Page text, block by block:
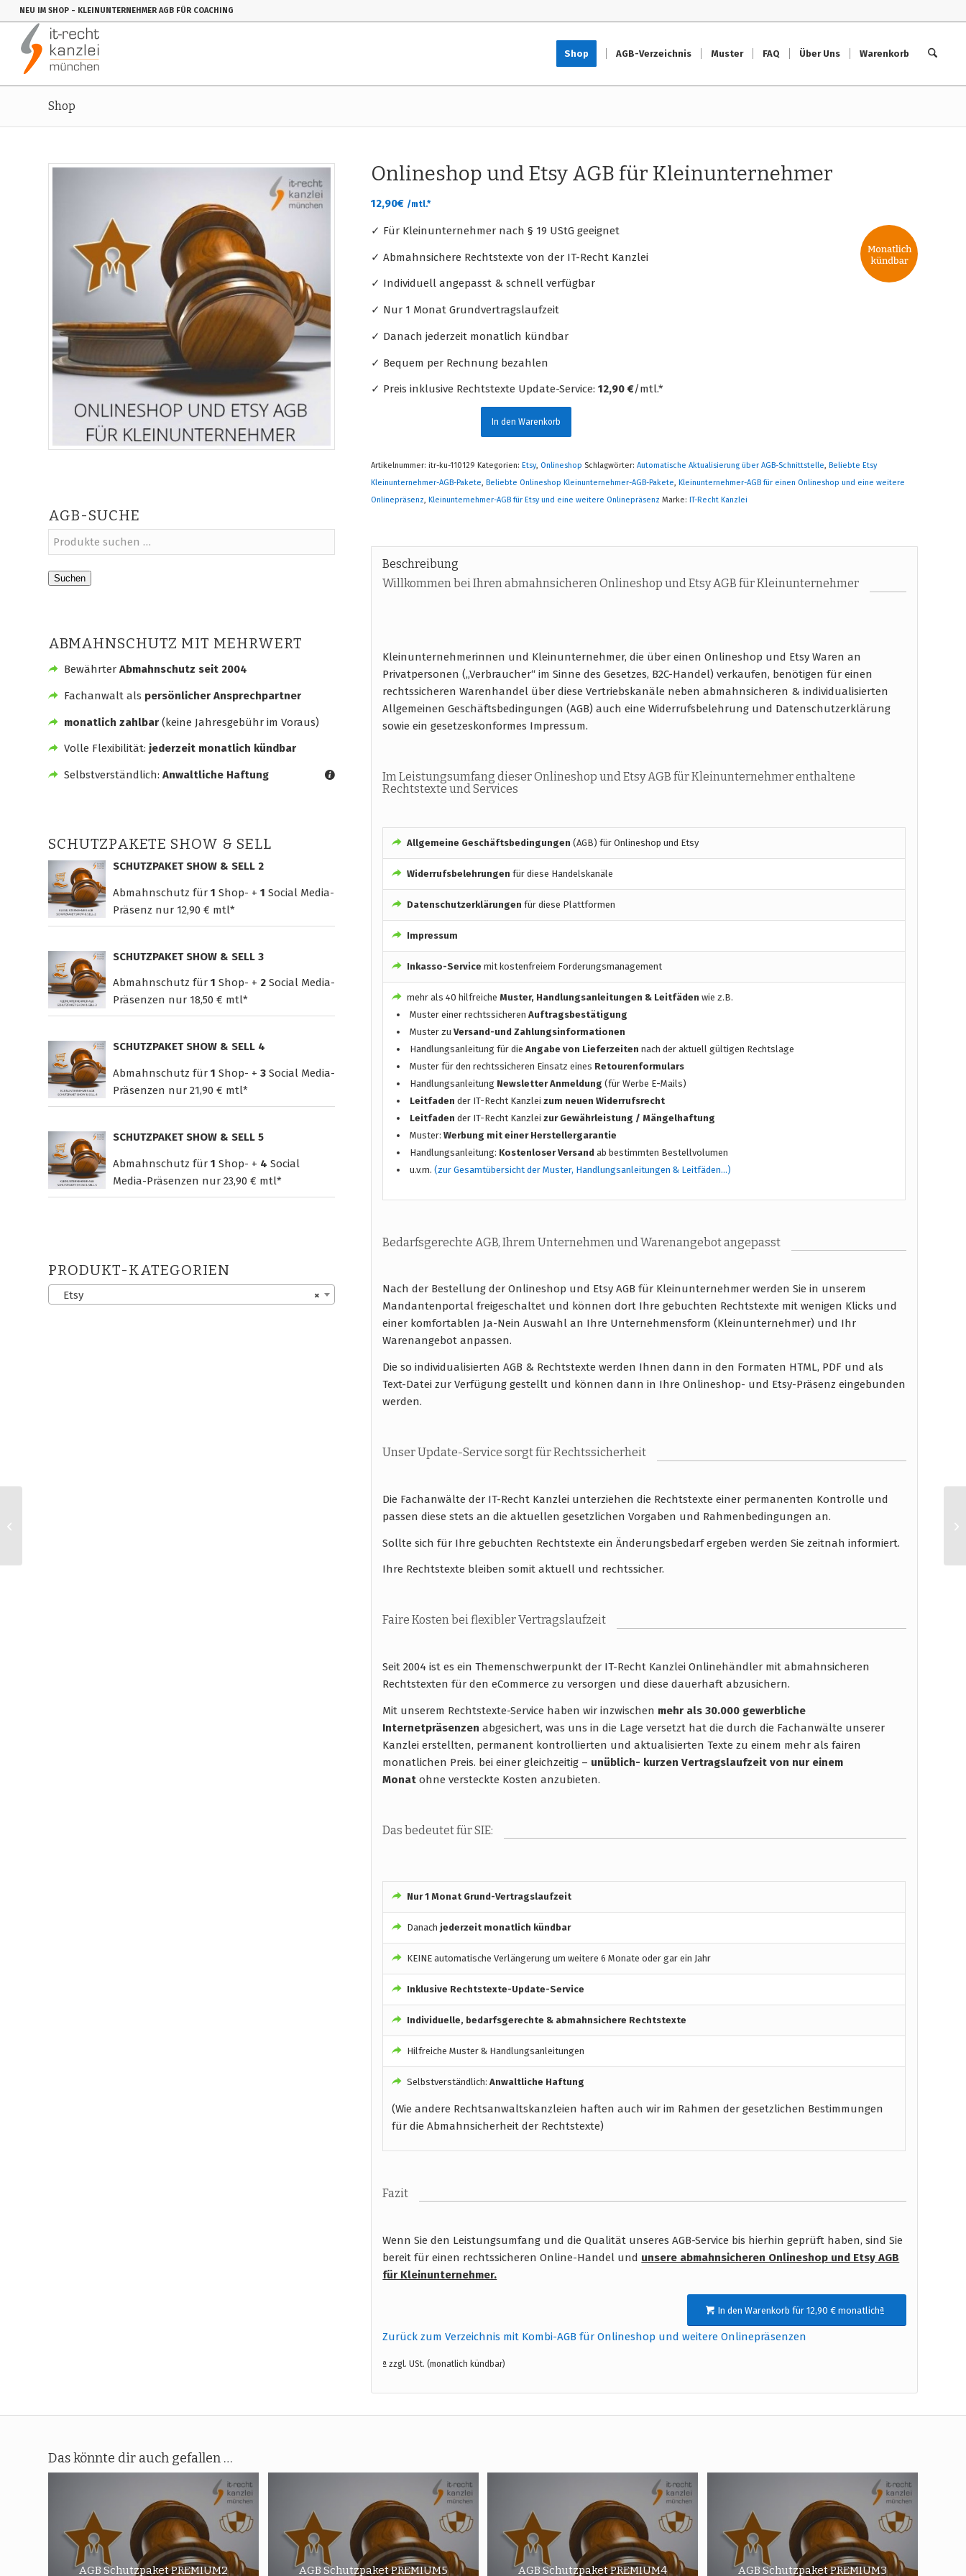
NEU IM SHOP - KLEINUNTERNEHMER AGB FÜR COACHING
Shop AGB-Verzeichnis Muster FAQ Über Uns Warenkorb
Shop
AGB-SUCHE
Suchen
ABMAHNSCHUTZ MIT MEHRWERT
BewährterAbmahnschutz seit 2004
Fachanwalt als persönlicher Ansprechpartner
monatlich zahlbar(keine Jahresgebühr im Voraus)
Volle Flexibilität: jederzeit monatlich kündbar
Selbstverständlich: Anwaltliche Haftung
SCHUTZPAKETE SHOW & SELL
SCHUTZPAKET SHOW & SELL 2
Abmahnschutz für 1 Shop- + 1 Social Media-
Präsenz nur 12,90 € mtl*
SCHUTZPAKET SHOW & SELL 3
Abmahnschutz für 1 Shop- + 2 Social Media-
Präsenzen nur 18,50 € mtl*
SCHUTZPAKET SHOW & SELL 4
Abmahnschutz für 1 Shop- + 3 Social Media-
Präsenzen nur 21,90 € mtl*
SCHUTZPAKET SHOW & SELL 5
Abmahnschutz für 1 Shop- + 4 Social
Media-Präsenzen nur 23,90 € mtl*
PRODUKT-KATEGORIEN
×
Etsy
Onlineshop und Etsy AGB für Kleinunternehmer
12,90€ /mtl.*
✓ Für Kleinunternehmer nach § 19 UStG geeignet
✓ Abmahnsichere Rechtstexte von der IT-Recht Kanzlei
✓ Individuell angepasst & schnell verfügbar
✓ Nur 1 Monat Grundvertragslaufzeit
✓ Danach jederzeit monatlich kündbar
✓ Bequem per Rechnung bezahlen
✓ Preis inklusive Rechtstexte Update-Service:12,90 €/mtl.*
In den Warenkorb
Artikelnummer:itr-ku-110129 Kategorien:Etsy,Onlineshop Schlagwörter:Automatische Aktualisierung über AGB-Schnittstelle,Beliebte Etsy
Kleinunternehmer-AGB-Pakete,Beliebte Onlineshop Kleinunternehmer-AGB-Pakete,Kleinunternehmer-AGB für einen Onlineshop und eine weitere
Onlinepräsenz,Kleinunternehmer-AGB für Etsy und eine weitere Onlinepräsenz Marke:IT-Recht Kanzlei
Beschreibung
Willkommen bei Ihren abmahnsicheren Onlineshop und Etsy AGB für Kleinunternehmer
Kleinunternehmerinnen und Kleinunternehmer, die über einen Onlineshop und Etsy Waren an
Privatpersonen („Verbraucher“ im Sinne des Gesetzes, B2C-Handel) verkaufen, benötigen für einen
rechtssicheren Warenhandel über diese Vertriebskanäle neben abmahnsicheren & individualisierten
Allgemeinen Geschäftsbedingungen (AGB) auch eine Widerrufsbelehrung und Datenschutzerklärung
sowie ein gesetzeskonformes Impressum.
Im Leistungsumfang dieser Onlineshop und Etsy AGB für Kleinunternehmer enthaltene
Rechtstexte und Services
Allgemeine Geschäftsbedingungen (AGB) für Onlineshop und Etsy
Widerrufsbelehrungen für diese Handelskanäle
Datenschutzerklärungen für diese Plattformen
Impressum
Inkasso-Service mit kostenfreiem Forderungsmanagement
mehr als 40 hilfreiche Muster, Handlungsanleitungen & Leitfäden wie z.B.
Muster einer rechtssicherenAuftragsbestätigung
Muster zuVersand-und Zahlungsinformationen
Handlungsanleitung für dieAngabe von Lieferzeiten nach der aktuell gültigen Rechtslage
Muster für den rechtssicheren Einsatz eines Retourenformulars
Handlungsanleitung Newsletter Anmeldung(für Werbe E-Mails)
Leitfaden der IT-Recht Kanzleizum neuen Widerrufsrecht
Leitfaden der IT-Recht Kanzleizur Gewährleistung / Mängelhaftung
Muster:Werbung mit einer Herstellergarantie
Handlungsanleitung: Kostenloser Versand ab bestimmten Bestellvolumen
u.v.m.(zur Gesamtübersicht der Muster, Handlungsanleitungen & Leitfäden…)
Bedarfsgerechte AGB, Ihrem Unternehmen und Warenangebot angepasst
Nach der Bestellung der Onlineshop und Etsy AGB für Kleinunternehmer werden Sie in unserem
Mandantenportal freigeschaltet und können dort Ihre gebuchten Rechtstexte mit wenigen Klicks und
einer komfortablen Ja-Nein Auswahl an Ihre Unternehmensform (Kleinunternehmer) und Ihr
Warenangebot anpassen.
Die so individualisierten AGB & Rechtstexte werden Ihnen dann in den Formaten HTML, PDF und als
Text-Datei zur Verfügung gestellt und können dann in Ihre Onlineshop- und Etsy-Präsenz eingebunden
werden.
Unser Update-Service sorgt für Rechtssicherheit
Die Fachanwälte der IT-Recht Kanzlei unterziehen die Rechtstexte einer permanenten Kontrolle und
passen diese stets an die aktuellen gesetzlichen Vorgaben und Rahmenbedingungen an.
Sollte sich für Ihre gebuchten Rechtstexte ein Änderungsbedarf ergeben werden Sie zeitnah informiert.
Ihre Rechtstexte bleiben somit aktuell und rechtssicher.
Faire Kosten bei flexibler Vertragslaufzeit
Seit 2004 ist es ein Themenschwerpunkt der IT-Recht Kanzlei Onlinehändler mit abmahnsicheren
Rechtstexten für den eCommerce zu versorgen und diese dauerhaft abzusichern.
Mit unserem Rechtstexte-Service haben wir inzwischen mehr als 30.000 gewerbliche
Internetpräsenzen abgesichert, was uns in die Lage versetzt hat die durch die Fachanwälte unserer
Kanzlei erstellten, permanent kontrollierten und aktualisierten Texte zu einem mehr als fairen
monatlichen Preis. bei einer gleichzeitig – unüblich- kurzen Vertragslaufzeit von nur einem
Monatohne versteckte Kosten anzubieten.
Das bedeutet für SIE:
Nur 1 Monat Grund-Vertragslaufzeit
Danach jederzeit monatlich kündbar
KEINE automatische Verlängerung um weitere 6 Monate oder gar ein Jahr
Inklusive Rechtstexte-Update-Service
Individuelle, bedarfsgerechte & abmahnsichere Rechtstexte
Hilfreiche Muster & Handlungsanleitungen
Selbstverständlich: Anwaltliche Haftung
(Wie andere Rechtsanwaltskanzleien haften auch wir im Rahmen der gesetzlichen Bestimmungen
für die Abmahnsicherheit der Rechtstexte)
Fazit
Wenn Sie den Leistungsumfang und die Qualität unseres AGB-Service bis hierhin geprüft haben, sind Sie
bereit für einen rechtssicheren Online-Handel und unsere abmahnsicheren Onlineshop und Etsy AGB
für Kleinunternehmer.
In den Warenkorb für 12,90 € monatlichª
Zurück zum Verzeichnis mit Kombi-AGB für Onlineshop und weitere Onlinepräsenzen
ª zzgl. USt. (monatlich kündbar)
Das könnte dir auch gefallen …
AGB Schutzpaket PREMIUM2 AGB Schutzpaket PREMIUM5 AGB Schutzpaket PREMIUM4 AGB Schutzpaket PREMIUM3